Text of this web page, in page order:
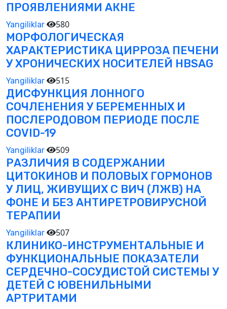
ПРОЯВЛЕНИЯМИ АКНЕ
Yangiliklar 580
МОРФОЛОГИЧЕСКАЯ
ХАРАКТЕРИСТИКА ЦИРРОЗА ПЕЧЕНИ
У ХРОНИЧЕСКИХ НОСИТЕЛЕЙ HBSAG
Yangiliklar 515
ДИСФУНКЦИЯ ЛОННОГО
СОЧЛЕНЕНИЯ У БЕРЕМЕННЫХ И
ПОСЛЕРОДОВОМ ПЕРИОДЕ ПОСЛЕ
COVID-19
Yangiliklar 509
РАЗЛИЧИЯ В СОДЕРЖАНИИ
ЦИТОКИНОВ И ПОЛОВЫХ ГОРМОНОВ
У ЛИЦ, ЖИВУЩИХ С ВИЧ (ЛЖВ) НА
ФОНЕ И БЕЗ АНТИРЕТРОВИРУСНОЙ
ТЕРАПИИ
Yangiliklar 507
КЛИНИКО-ИНСТРУМЕНТАЛЬНЫЕ И
ФУНКЦИОНАЛЬНЫЕ ПОКАЗАТЕЛИ
СЕРДЕЧНО-СОСУДИСТОЙ СИСТЕМЫ У
ДЕТЕЙ С ЮВЕНИЛЬНЫМИ
АРТРИТАМИ